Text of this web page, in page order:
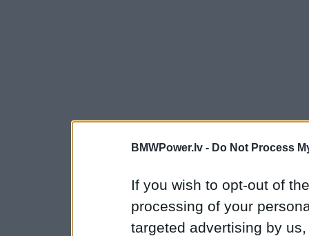
BMWPower.lv - Do Not Process
If you wish to opt-out of
processing of your
targeted advertising by